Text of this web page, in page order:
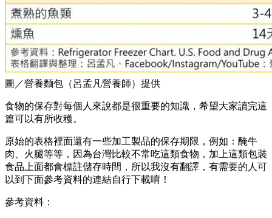
圖／營養麵包（呂孟凡營養師）提供
食物的保存對每個人來說都是很重要的知識，希望大家讀完這
篇可以有所收穫。
原始的表格裡面還有一些加工製品的保存期限，例如：醃牛
肉、火腿等等，因為台灣比較不常吃這類食物，加上這類包裝
食品上面都會標註儲存時間，所以我沒有翻譯，有需要的人可
以到下面參考資料的連結自行下載唷！
參考資料：